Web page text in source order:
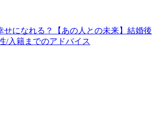
せになれる？【あの人との未来】結婚後
/入籍までのアドバイス